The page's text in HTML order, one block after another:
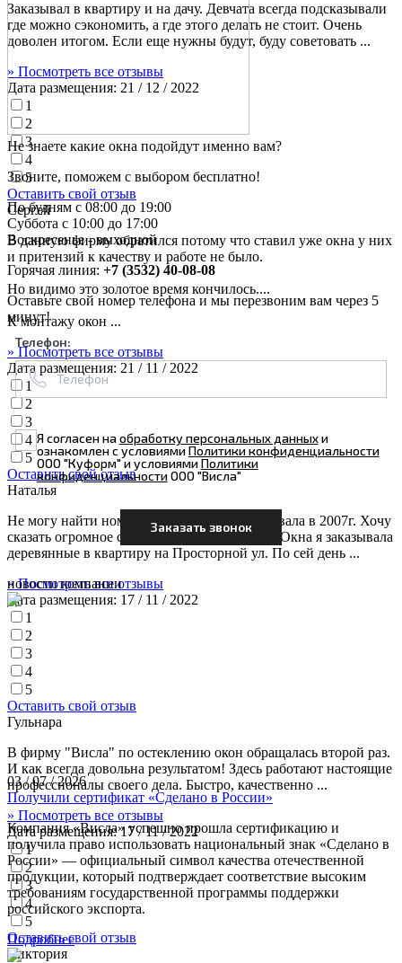
Заказывал в квартиру и на дачу. Девчата всегда подсказывали
где можно сэкономить, а где этого делать не стоит. Очень
доволен итогом. Если еще нужны будут, буду советовать ...
» Посмотреть все отзывы
Дата размещения: 21 / 12 / 2022
1
2
3
4
5
Оставить свой отзыв
Сергей
В данную фирму обратился потому что ставил уже окна у них
и притензий к качеству и работе не было.
Но видимо это золотое время кончилось....
К монтажу окон ...
» Посмотреть все отзывы
Дата размещения: 21 / 11 / 2022
1
2
3
4
5
Оставить свой отзыв
Наталья
Не могу найти номер договора свой, заказывала в 2007г. Хочу
сказать огромное спасибо вашей компании. Окна я заказывала
деревянные в квартиру на Просторной ул. По сей день ...
» Посмотреть все отзывы
Дата размещения: 17 / 11 / 2022
1
2
3
4
5
Оставить свой отзыв
Гульнара
В фирму "Висла" по остеклению окон обращалась второй раз.
И как всегда довольна результатом! Здесь работают настоящие
профессионалы своего дела. Быстро, качественно ...
» Посмотреть все отзывы
Дата размещения:17 / 11 / 2022
1
2
3
4
5
Оставить свой отзыв
Виктория
Не знаете какие окна подойдут именно вам?
Звоните, поможем с выбором бесплатно!
По будням с 08:00 до 19:00
Суббота с 10:00 до 17:00
Воскресенье - выходной
Горячая линия: +7 (3532) 40-08-08
Оставьте свой номер телефона и мы перезвоним вам через 5
минут!
Телефон:
Я согласен наобработку персональных данныхи
ознакомлен с условиямиПолитики конфиденциальности
ООО "Куформ" и условиямиПолитики
конфиденциальностиООО "Висла"
новости компании
03 / 07 / 2026
Получили сертификат «Сделано в России»
Компания «Висла» успешно прошла сертификацию и
получила право использовать национальный знак «Сделано в
России» — официальный символ качества отечественной
продукции, который подтверждает соответствие высоким
требованиям государственной программы поддержки
российского экспорта.
Подробнее